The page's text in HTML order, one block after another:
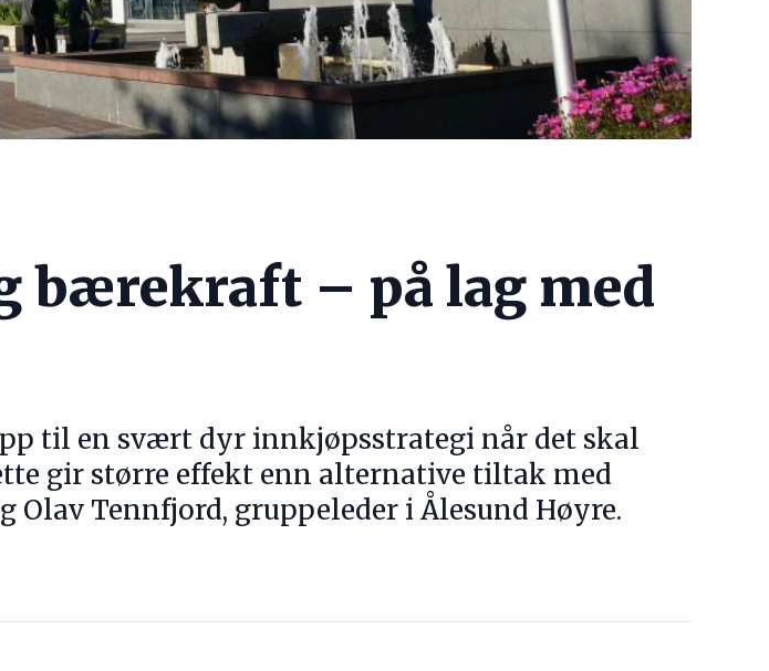
– på lag med
til en svært dyr innkjøpsstrategi når det skal
gir større effekt enn alternative tiltak med
Olav Tennfjord, gruppeleder i Ålesund Høyre.